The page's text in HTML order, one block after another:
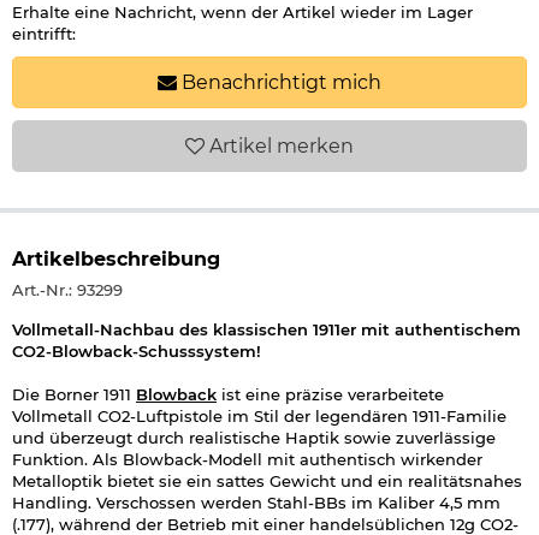
Erhalte eine Nachricht, wenn der Artikel wieder im Lager
eintrifft:
Benachrichtigt mich
Artikel merken
Artikelbeschreibung
Art.-Nr.: 93299
Vollmetall-Nachbau des klassischen 1911er mit authentischem
CO2-Blowback-Schusssystem!
Die Borner 1911 Blowback ist eine präzise verarbeitete
Vollmetall CO2-Luftpistole im Stil der legendären 1911-Familie
und überzeugt durch realistische Haptik sowie zuverlässige
Funktion. Als Blowback-Modell mit authentisch wirkender
Metalloptik bietet sie ein sattes Gewicht und ein realitätsnahes
Handling. Verschossen werden Stahl-BBs im Kaliber 4,5 mm
(.177), während der Betrieb mit einer handelsüblichen 12g CO2-